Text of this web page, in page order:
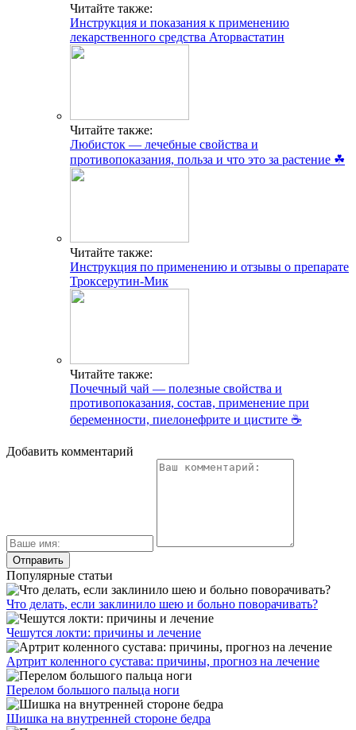
Читайте также:
Инструкция и показания к применению
лекарственного средства Аторвастатин
Читайте также:
Любисток — лечебные свойства и
противопоказания, польза и что это за растение ☘
Читайте также:
Инструкция по применению и отзывы о препарате
Троксерутин-Мик
Читайте также:
Почечный чай — полезные свойства и
противопоказания, состав, применение при
беременности, пиелонефрите и цистите ☕
Добавить комментарий
Популярные статьи
Что делать, если заклинило шею и больно поворачивать?
Чешутся локти: причины и лечение
Артрит коленного сустава: причины, прогноз на лечение
Перелом большого пальца ноги
Шишка на внутренней стороне бедра